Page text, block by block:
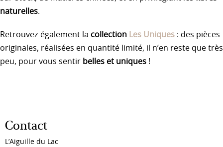
naturelles.
Retrouvez également la collection Les Uniques : des pièces
originales, réalisées en quantité limité, il n’en reste que très
peu, pour vous sentir belles et uniques !
Contact
L’Aiguille du Lac